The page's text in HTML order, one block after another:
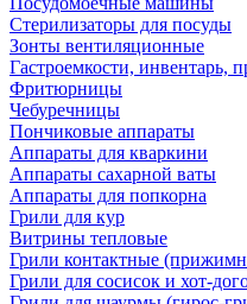
Стерилизаторы для посуды
Зонты вентиляционные
Гастроемкости, инвентарь,
Фритюрницы
Чебуречницы
Пончиковые аппараты
Аппараты для кваркини
Аппараты сахарной ваты
Аппараты для попкорна
Грили для кур
Витрины тепловые
Грили контактные
Грили для сосисок и хот-